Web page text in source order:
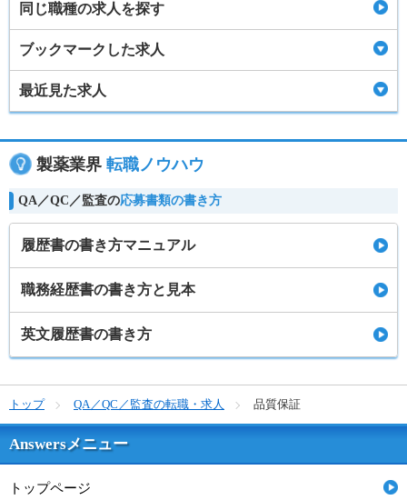
同じ職種の求人を探す
ブックマークした求人
最近見た求人
製薬業界 転職ノウハウ
QA／QC／監査の応募書類の書き方
履歴書の書き方マニュアル
職務経歴書の書き方と見本
英文履歴書の書き方
トップ QA／QC／監査の転職・求人 品質保証
Answersメニュー
トップページ